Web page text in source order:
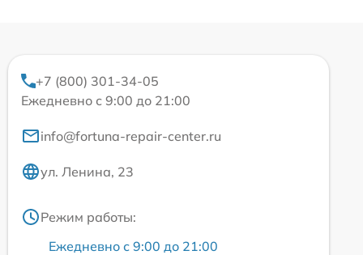
+7 (800) 301-34-05
Ежедневно с 9:00 до 21:00
info@fortuna-repair-center.ru
ул. Ленина, 23
Режим работы:
Ежедневно с 9:00 до 21:00